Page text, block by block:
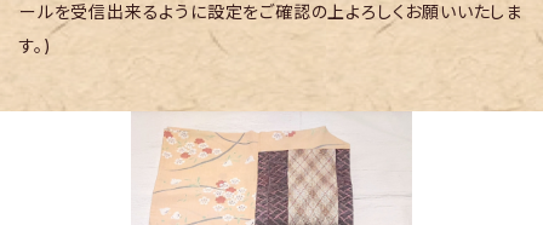
ールを受信出来るように設定をご確認の上よろしくお願いいたしま
す。)